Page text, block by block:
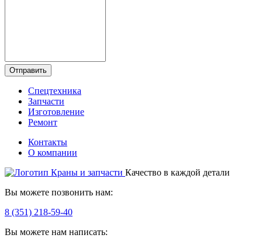
Отправить
Спецтехника
Запчасти
Изготовление
Ремонт
Контакты
О компании
Качество в каждой детали
Вы можете позвонить нам:
8 (351) 218-59-40
Вы можете нам написать: